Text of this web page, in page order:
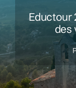
Eductour
des